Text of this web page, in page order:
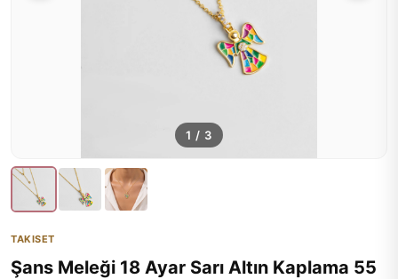
1 / 3
TAKISET
Şans Meleği 18 Ayar Sarı Altın Kaplama 55